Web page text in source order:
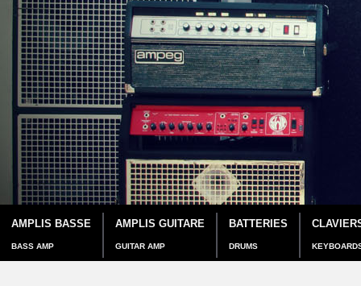
AMPLIS BASSE
BASS AMP
AMPLIS GUITARE
GUITAR AMP
BATTERIES
DRUMS